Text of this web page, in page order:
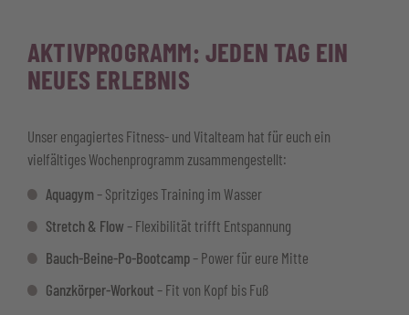
AKTIVPROGRAMM: JEDEN TAG EIN
NEUES ERLEBNIS
Unser engagiertes Fitness- und Vitalteam hat für euch ein
vielfältiges Wochenprogramm zusammengestellt:
Aquagym – Spritziges Training im Wasser
Stretch & Flow – Flexibilität trifft Entspannung
Bauch-Beine-Po-Bootcamp – Power für eure Mitte
Ganzkörper-Workout – Fit von Kopf bis Fuß